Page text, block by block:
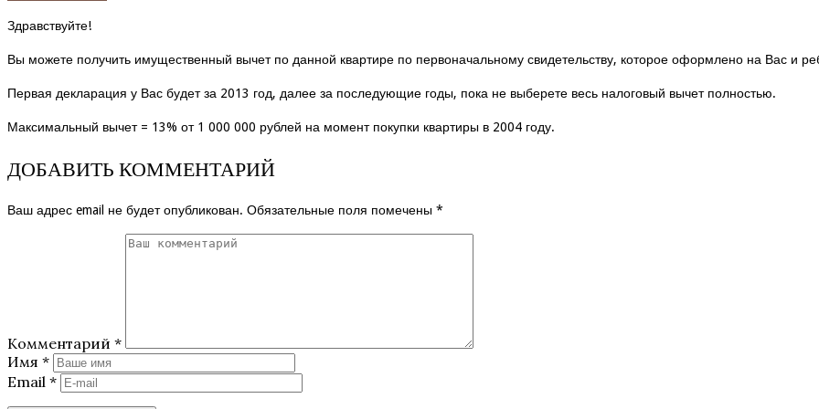
Здравствуйте!
Вы можете получить имущественный вычет по данной квартире по первоначальному свидетельству, которое оформлено на Вас и
Первая декларация у Вас будет за 2013 год, далее за последующие годы, пока не выберете весь налоговый вычет полностью.
Максимальный вычет = 13% от 1 000 000 рублей на момент покупки квартиры в 2004 году.
ДОБАВИТЬ КОММЕНТАРИЙ
Ваш адрес email не будет опубликован. Обязательные поля помечены *
Комментарий *
Имя *
Email *